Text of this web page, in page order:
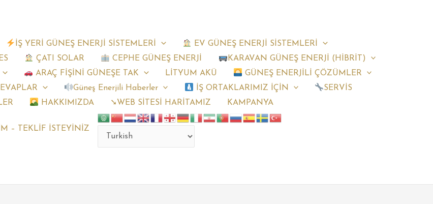
İŞ YERİ GÜNEŞ ENERJİ SİSTEMLERİ
EV GÜNEŞ ENERJİ SİSTEMLERİ
ÇATI SOLAR CEPHE GÜNEŞ ENERJİ
KARAVAN GÜNEŞ ENERJİ (HİBRİT)
ARAÇ FİŞİNİ GÜNEŞE TAK LİTYUM AKÜ
GÜNEŞ ENERJİLİ ÇÖZÜMLER
Güneş Enerjili Haberler İŞ ORTAKLARIMIZ İÇİN
SERVİS
HAKKIMIZDA ➘WEB SİTESİ HARİTAMIZ KAMPANYA
– TEKLİF İSTEYİNİZ